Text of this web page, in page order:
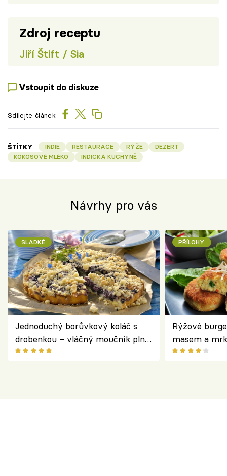
Zdroj receptu
Jiří Štift / Sia
Vstoupit do diskuze
Sdílejte článek
ŠTÍTKY INDIE RESTAURACE RÝŽE
DEZERT
KOKOSOVÉ MLÉKO
INDICKÁ KUCHYNĚ
Návrhy pro vás
SLADKÉ
Jednoduchý borůvkový koláč s
drobenkou – vláčný moučník plný
ovoce
PŘÍLOHY
Rýžové
masem a
salátem –